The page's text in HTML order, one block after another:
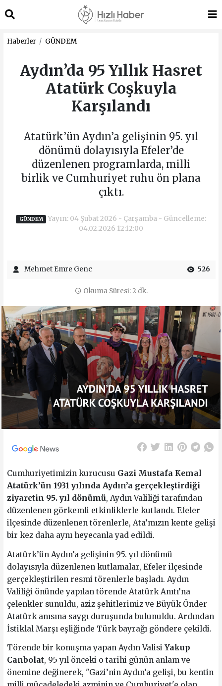
Haberler GÜNDEM
Aydın’da 95 Yıllık Hasret
Atatürk Coşkuyla
Karşılandı
Atatürk’ün Aydın’a gelişinin 95. yıl
dönümü dolayısıyla Efeler’de
düzenlenen programlarda, milli
birlik ve Cumhuriyet ruhu ön plana
çıktı.
GÜNDEM
Yayın: 04 Şubat 2026 - Çarşamba - Güncelleme:
04.02.2026 12:12:00
Mehmet Emre Genc 526
Okuma Süresi: 2 dk.
Cumhuriyetimizin kurucusu Gazi Mustafa Kemal
Atatürk’ün 1931 yılında Aydın’a gerçekleştirdiği
ziyaretin 95. yıl dönümü, Aydın Valiliği tarafından
düzenlenen görkemli etkinliklerle kutlandı. Efeler
ilçesinde düzenlenen törenlerle, Ata’mızın kente gelişi
bir kez daha aynı heyecanla yad edildi.
Atatürk’ün Aydın’a gelişinin 95. yıl dönümü
dolayısıyla düzenlenen kutlamalar, Efeler ilçesinde
gerçekleştirilen resmi törenlerle başladı. Aydın
Valiliği önünde yapılan törende Atatürk Anıtı’na
çelenkler sunuldu, aziz şehitlerimiz ve Büyük Önder
Atatürk anısına saygı duruşunda bulunuldu. Ardından
İstiklal Marşı eşliğinde Türk bayrağı göndere çekildi.
Törende bir konuşma yapan Aydın Valisi Yakup
Canbolat, 95 yıl önceki o tarihi günün anlam ve
önemine değinerek, "Gazi’nin Aydın’a gelişi, bu kentin